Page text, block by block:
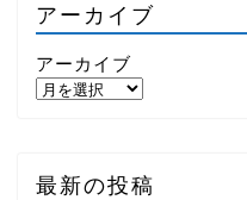
アーカイブ
アーカイブ
最新の投稿